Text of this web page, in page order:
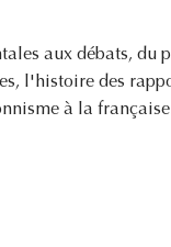
aux débats,
l'histoire des
à la